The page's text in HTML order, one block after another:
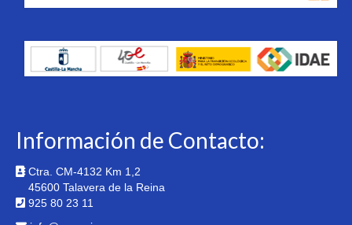
Información de Contacto:
Ctra. CM-4132 Km 1,2
45600 Talavera de la Reina
925 80 23 11